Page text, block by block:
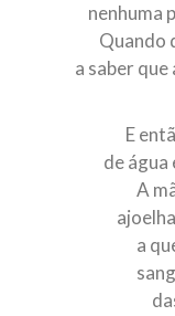
Em nome de Deus,
data em que
muçulmanos, o
(A.S.), conhecido
Centro
ministro das
República
Brasil recebeu em
nenhuma
Quando
a saber que
E
de água
A
a